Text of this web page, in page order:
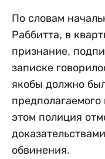
По словам
Раббитта, в
признание,
записке
якобы должно
этом полиция
обвинения.